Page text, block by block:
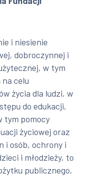
i niesienie
dobroczynnej i
w tym
na celu
życia dla ludzi, w
do edukacji,
tym pomocy
życiowej oraz
i osób, ochrony i
i młodzieży, to
publicznego,